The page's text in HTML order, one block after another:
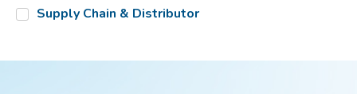
Supply Chain & Distributor